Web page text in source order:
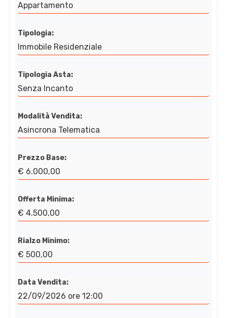
Appartamento
Tipologia:
Immobile Residenziale
Tipologia Asta:
Senza Incanto
Modalità Vendita:
Asincrona Telematica
Prezzo Base:
€ 6.000,00
Offerta Minima:
€ 4.500,00
Rialzo Minimo:
€ 500,00
Data Vendita:
22/09/2026 ore 12:00